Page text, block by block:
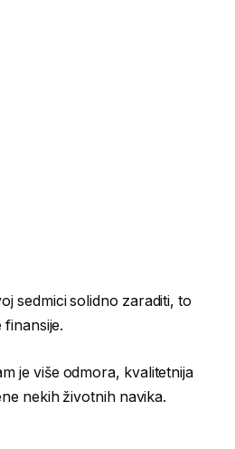
sedmici solidno zaraditi, to
finansije.
je više odmora, kvalitetnija
nekih životnih navika.